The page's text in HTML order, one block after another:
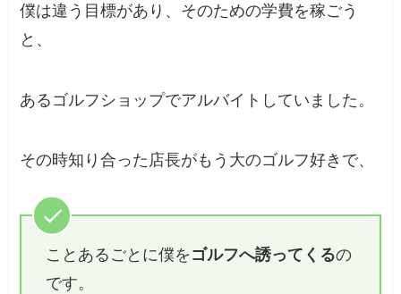
僕は違う目標があり、そのための学費を稼ごう
と、
あるゴルフショップでアルバイトしていました。
その時知り合った店長がもう大のゴルフ好きで、
ことあるごとに僕を ゴルフへ誘ってくるの
です。